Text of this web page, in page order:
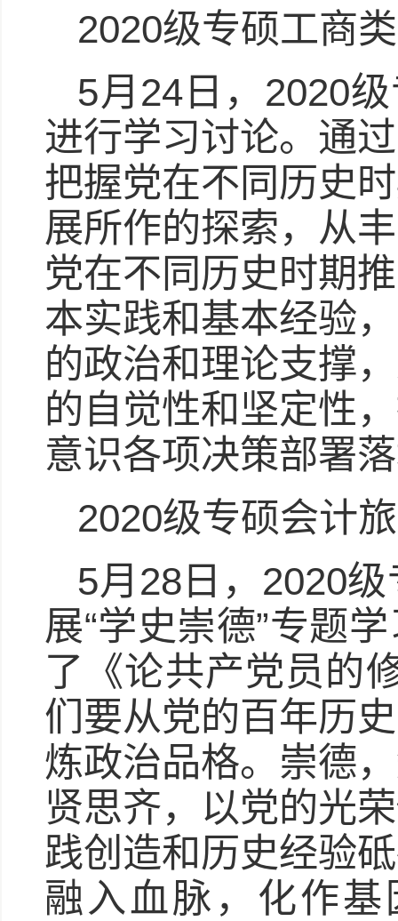
2020级专硕工商
5月24日，2020
进行学习讨论。通
把握党在不同历史
展所作的探索，从
党在不同历史时期
本实践和基本经验
的政治和理论支撑
的自觉性和坚定性
意识各项决策部署
2020级专硕会计
5月28日，2020
展“学史崇德”专题
了《论共产党员的
们要从党的百年历
炼政治品格。崇德
贤思齐，以党的光
践创造和历史经验
融入血脉，化作